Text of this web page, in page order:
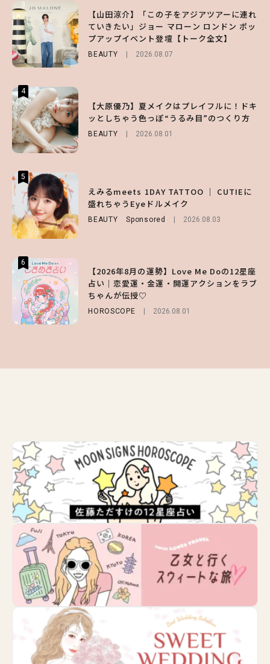
3
【山田涼介】「この子をアジアツアーに連れ
ていきたい」ジョー マローン ロンドン ポッ
プアップイベント登壇【トーク全文】
BEAUTY 2026.08.07
4
【大原優乃】夏メイクはプレイフルに！ドキ
ッとしちゃう色っぽ“うるみ目”のつくり方
BEAUTY 2026.08.01
5
えみるmeets 1DAY TATTOO ｜ CUTIEに
盛れちゃうEyeドルメイク
BEAUTY Sponsored 2026.08.03
6
【2026年8月の運勢】Love Me Doの12星座
占い｜恋愛運・金運・開運アクションをラブ
ちゃんが伝授♡
HOROSCOPE 2026.08.01
3
【森香澄】理想のスタイルはどう作る？体型
キープの秘訣や夏の過ごし方など独占インタ
ビュー！
ENTERTAINMENT 2026.07.31
4
る⁉ 39店舗限定『My フルーツ³ フラペチー
ノ®』を徹底レポ♡
5
【SNIDEL】長濱ねるとロマンティックトラ
ッドな秋はじめ｜2026秋の新作コーデ4選
FASHION Sponsored 2026.07.10
6
【ALD1】グループの魅力＆素顔に迫る♡ 一
問一答をお届け！【sweet web独占】
3
【谷まりあ】夏は“シアースカート”でさり
げなく肌見せ！透け感のニュアンスを楽しめ
るマストハブアイテム4選
FASHION 2026.07.19
4
第1弾の気になるメニュー＆限定グッズを総
チェック！
5
【夏ヘアのくずれ・うねりに】ヘアメイク夢
月直伝♡ ドライシャンプー「バティスト」
を使ったプロ級スタイリング3選
Sponsored
6
【GU】夏の“主役級”アイテム決定！ヘルシ
ー＆可愛すぎる「大人の肌見せ」トップス3
選
FASHION 2026.07.19